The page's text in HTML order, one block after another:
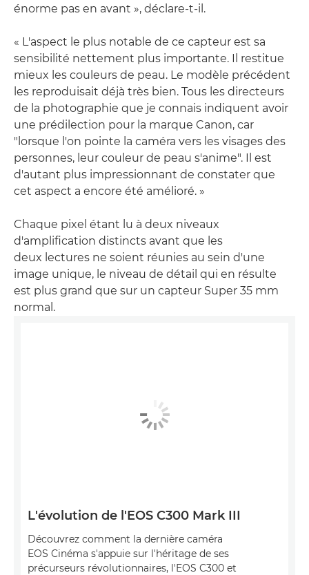
énorme pas en avant », déclare-t-il.
« L'aspect le plus notable de ce capteur est sa
sensibilité nettement plus importante. Il restitue
mieux les couleurs de peau. Le modèle précédent
les reproduisait déjà très bien. Tous les directeurs
de la photographie que je connais indiquent avoir
une prédilection pour la marque Canon, car
"lorsque l'on pointe la caméra vers les visages des
personnes, leur couleur de peau s'anime". Il est
d'autant plus impressionnant de constater que
cet aspect a encore été amélioré. »
Chaque pixel étant lu à deux niveaux
d'amplification distincts avant que les
deux lectures ne soient réunies au sein d'une
image unique, le niveau de détail qui en résulte
est plus grand que sur un capteur Super 35 mm
normal.
L'évolution de l'EOS C300 Mark III
Découvrez comment la dernière caméra
EOS Cinéma s'appuie sur l'héritage de ses
précurseurs révolutionnaires, l'EOS C300 et